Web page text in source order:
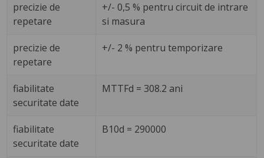
precizie de
repetare
+/- 0,5 % pentru circuit de intrare
si masura
precizie de
repetare
+/- 2 % pentru temporizare
fiabilitate
securitate date
MTTFd = 308.2 ani
fiabilitate
securitate date
B10d = 290000